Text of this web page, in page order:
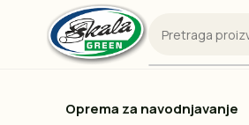
Oprema za navodnjavanje